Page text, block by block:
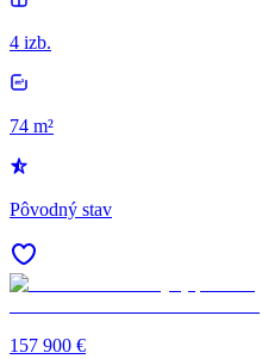
4 izb.
74 m²
Pôvodný stav
157 900 €